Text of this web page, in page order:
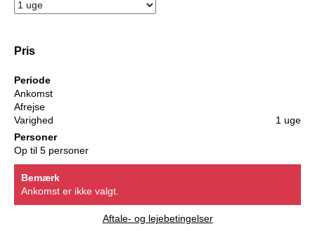
Pris
Periode
Ankomst
Afrejse
Varighed
1 uge
Personer
Op til 5 personer
Bemærk
Ankomst er ikke valgt.
Aftale- og lejebetingelser